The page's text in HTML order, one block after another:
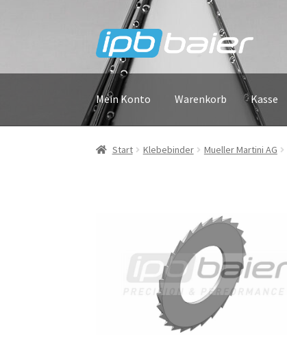
Zur
Navigation
springen
Zum
Inhalt
springen
Mein Konto Warenkorb Kasse
Start Klebebinder Mueller Martini AG